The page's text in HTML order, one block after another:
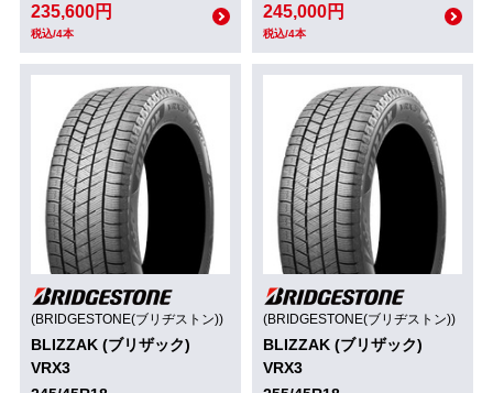
235,600円
税込/4本
245,000円
税込/4本
(BRIDGESTONE(ブリヂストン))
BLIZZAK (ブリザック)
VRX3
(BRIDGESTONE(ブリヂストン))
BLIZZAK (ブリザック)
VRX3